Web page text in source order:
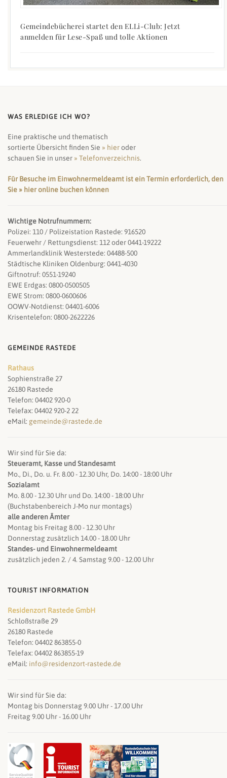
Gemeindebücherei startet den ELLi-Club: Jetzt
anmelden für Lese-Spaß und tolle Aktionen
WAS ERLEDIGE ICH WO?
Eine praktische und thematisch
sortierte Übersicht finden Sie » hieroder
schauen Sie in unser » Telefonverzeichnis.
Für Besuche im Einwohnermeldeamt ist ein Termin erforderlich, den
Sie » hier online buchen können
Wichtige Notrufnummern:
Polizei: 110 / Polizeistation Rastede: 916520
Feuerwehr / Rettungsdienst: 112 oder 0441-19222
Ammerlandklinik Westerstede: 04488-500
Städtische Kliniken Oldenburg: 0441-4030
Giftnotruf: 0551-19240
EWE Erdgas: 0800-0500505
EWE Strom: 0800-0600606
OOWV-Notdienst: 04401-6006
Krisentelefon: 0800-2622226
GEMEINDE RASTEDE
Rathaus
Sophienstraße 27
26180 Rastede
Telefon: 04402 920-0
Telefax: 04402 920-2 22
eMail: gemeinde@rastede.de
Wir sind für Sie da:
Steueramt, Kasse und Standesamt
Mo., Di., Do. u. Fr. 8.00 - 12.30 Uhr, Do. 14:00 - 18:00 Uhr
Sozialamt
Mo. 8.00 - 12.30 Uhr und Do. 14:00 - 18:00 Uhr
(Buchstabenbereich J-Mo nur montags)
alle anderen Ämter
Montag bis Freitag 8.00 - 12.30 Uhr
Donnerstag zusätzlich 14.00 - 18.00 Uhr
Standes- und Einwohnermeldeamt
zusätzlich jeden 2. / 4. Samstag 9.00 - 12.00 Uhr
TOURIST INFORMATION
Residenzort Rastede GmbH
Schloßstraße 29
26180 Rastede
Telefon: 04402 863855-0
Telefax: 04402 863855-19
eMail: info@residenzort-rastede.de
Wir sind für Sie da:
Montag bis Donnerstag 9.00 Uhr - 17.00 Uhr
Freitag 9.00 Uhr - 16.00 Uhr